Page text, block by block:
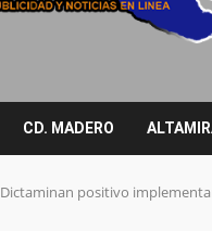
CD. MADERO
Dictaminan positivo